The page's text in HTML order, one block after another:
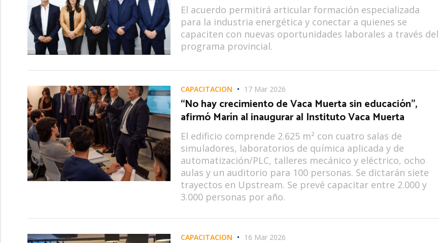
El acuerdo permitirá articular formación especializada
para la industria energética y conectar a quienes se
capaciten con nuevas oportunidades laborales a través del
programa provincial.
CAPACITACIÓN 17 Mar 2026
“No hay crecimiento de Vaca Muerta sin educación”,
afirmó Marín al inaugurar al Instituto Vaca Muerta
El edificio comprende 2.625 m² con cuatro salas de
simuladores, laboratorios de química aplicada y de
automatización/PLC, talleres mecánico y eléctrico, ocho
aulas y un auditorio para 100 personas. Se dictarán siete
trayectos en Upstream. Se prevé capacitar entre 2.000 y
3.000 personas por año.
CAPACITACIÓN 16 Mar 2026